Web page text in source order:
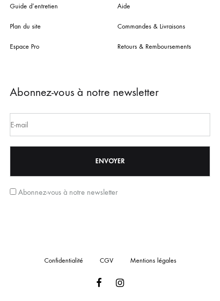
Guide d’entretien
Plan du site
Espace Pro
Aide
Commandes & Livraisons
Retours & Remboursements
Abonnez-vous à notre newsletter
Abonnez-vous à notre newsletter
Confidentialité CGV Mentions légales
FacebookInstagram